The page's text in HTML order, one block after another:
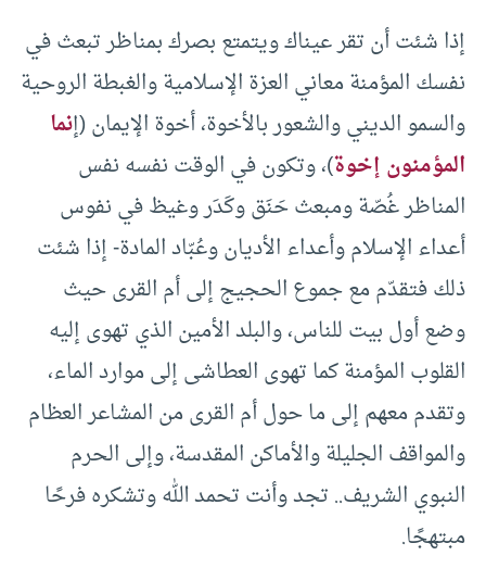
إذا شئت أن تقر عيناك ويتمتع بصرك بمناظر تبعث في
نفسك المؤمنة معاني العزة الإسلامية والغبطة الروحية
والسمو الديني والشعور بالأخوة، أخوة الإيمان (إنما
المؤمنون إخوة)، وتكون في الوقت نفسه نفس
المناظر غُصّة ومبعث حَنَق وكَدَر وغيظ في نفوس
أعداء الإسلام وأعداء الأديان وعُبّاد المادة- إذا شئت
ذلك فتقدّم مع جموع الحجيج إلى أم القرى حيث
وضع أول بيت للناس، والبلد الأمين الذي تهوى إليه
القلوب المؤمنة كما تهوى العطاشى إلى موارد الماء،
وتقدم معهم إلى ما حول أم القرى من المشاعر العظام
والمواقف الجليلة والأماكن المقدسة، وإلى الحرم
النبوي الشريف.. تجد وأنت تحمد الله وتشكره فرحًا
مبتهجًا.